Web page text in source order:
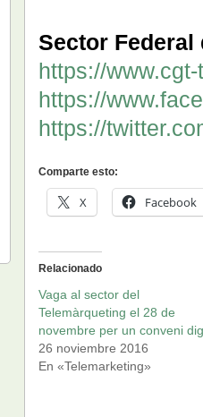
Sector Federal
https://
https://
https://
Comparte esto:
X Facebook
Relacionado
Vaga al sector del
Telemàrqueting el 28 de
novembre per un conveni
26 noviembre 2016
En «Telemarketing»